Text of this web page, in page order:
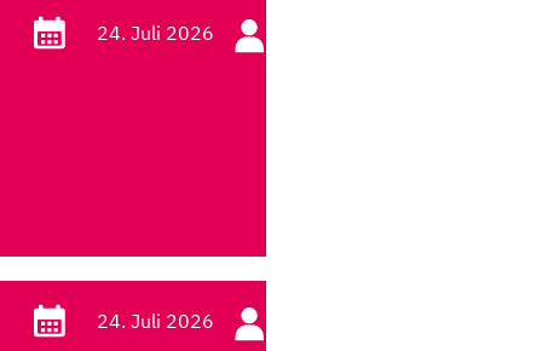
24. Juli 2026
24. Juli 2026